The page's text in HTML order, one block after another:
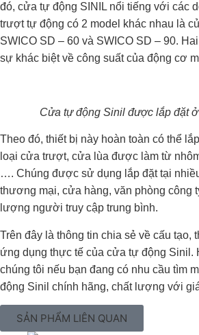
đó, cửa tự động SINIL nổi tiếng với các
trượt tự động có 2 model khác nhau là
SWICO SD – 60 và SWICO SD – 90.
sự khác biệt về công suất của động cơ
Cửa tự động Sinil được lắp đặt
Theo đó, thiết bị này hoàn toàn có thể
loại cửa trượt, cửa lùa được làm từ
…. Chúng được sử dụng lắp đặt tại
thương mại, cửa hàng, văn phòng công
lượng người truy cập trung bình.
Trên đây là thông tin chia sẻ về cấu tạo,
ứng dụng thực tế của cửa tự động Sinil.
chúng tôi nếu bạn đang có nhu cầu tìm
động Sinil chính hãng, chất lượng với
SẢN PHẨM LIÊN QUAN